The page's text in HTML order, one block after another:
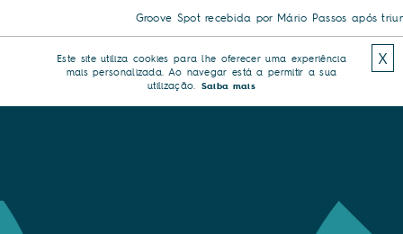
Groove Spot recebida por Mário Passos após
Este site utiliza cookies para lhe oferecer uma experiência
mais personalizada. Ao navegar está a permitir a sua
utilização. Saiba mais
X